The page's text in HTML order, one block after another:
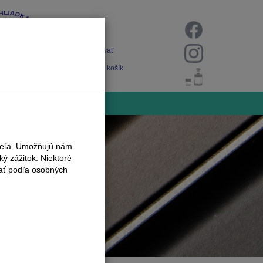
Registrovať
Nákupný košík
Umožňujú nám
zážitok. Niektoré
podľa osobných